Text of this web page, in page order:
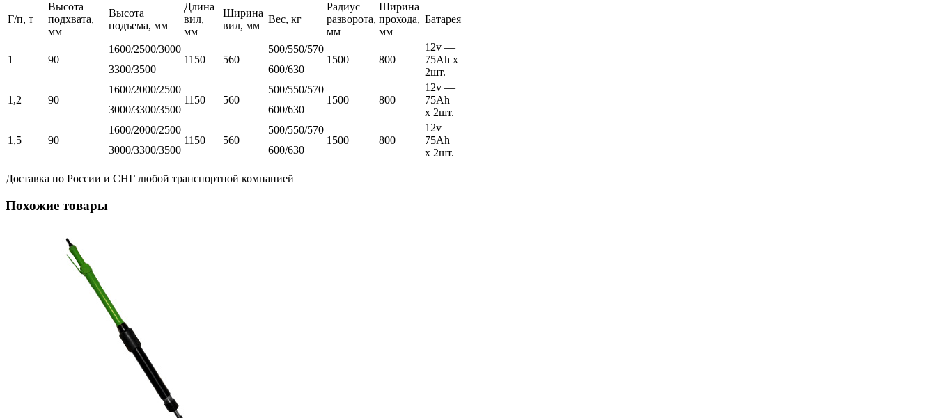
Г/п, т
Высота
подхвата,
мм
Высота
подъема, мм
Длина
вил,
мм
Ширина
вил, мм
Вес, кг
Радиус
разворота,
мм
Ширина
прохода,
мм
Батарея
1 90
1600/2500/3000
1150
560
500/550/570
1500
800
12v —
75Ah х
2шт.
3300/3500 600/630
1,2 90
1600/2000/2500
1150
560
500/550/570
1500
800
12v —
75Ah
х 2шт.
3000/3300/3500 600/630
1,5 90
1600/2000/2500
1150
560
500/550/570
1500
800
12v —
75Ah
х 2шт.
3000/3300/3500 600/630
Доставка по России и СНГ любой транспортной компанией
Похожие товары